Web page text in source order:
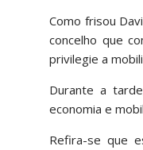
Como frisou
concelho que
privilegie a
Durante a
economia e
Refira-se que